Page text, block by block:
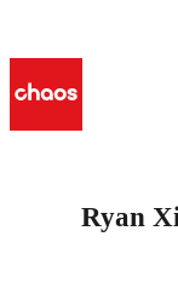
Ryan